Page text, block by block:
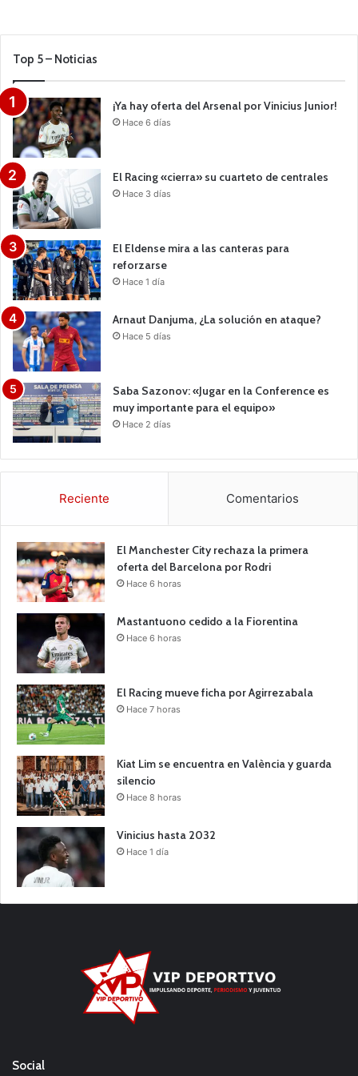
Top 5 – Noticias
¡Ya hay oferta del Arsenal por Vinicius Junior!
Hace 6 días
El Racing «cierra» su cuarteto de centrales
Hace 3 días
El Eldense mira a las canteras para
reforzarse
Hace 1 día
Arnaut Danjuma, ¿La solución en ataque?
Hace 5 días
Saba Sazonov: «Jugar en la Conference es
muy importante para el equipo»
Hace 2 días
Reciente Comentarios
El Manchester City rechaza la primera
oferta del Barcelona por Rodri
Hace 6 horas
Mastantuono cedido a la Fiorentina
Hace 6 horas
El Racing mueve ficha por Agirrezabala
Hace 7 horas
Kiat Lim se encuentra en València y guarda
silencio
Hace 8 horas
Vinicius hasta 2032
Hace 1 día
Social